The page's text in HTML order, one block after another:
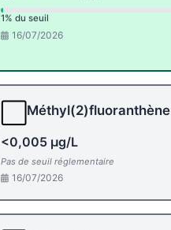
1% du seuil
16/07/2026
Méthyl(2)fluoranthène
<0,005 µg/L
Pas de seuil réglementaire
16/07/2026